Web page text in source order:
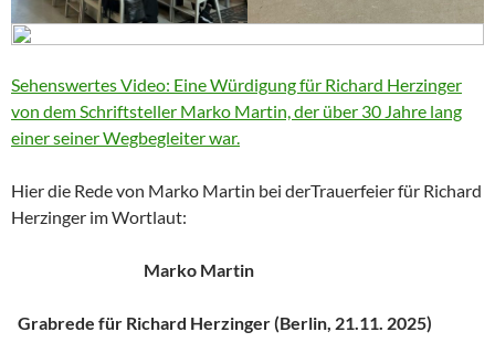
Sehenswertes Video: Eine Würdigung für Richard Herzinger
von dem Schriftsteller Marko Martin, der über 30 Jahre lang
einer seiner Wegbegleiter war.
Hier die Rede von Marko Martin bei derTrauerfeier für Richard
Herzinger im Wortlaut:
Marko Martin
Grabrede für Richard Herzinger (Berlin, 21.11. 2025)